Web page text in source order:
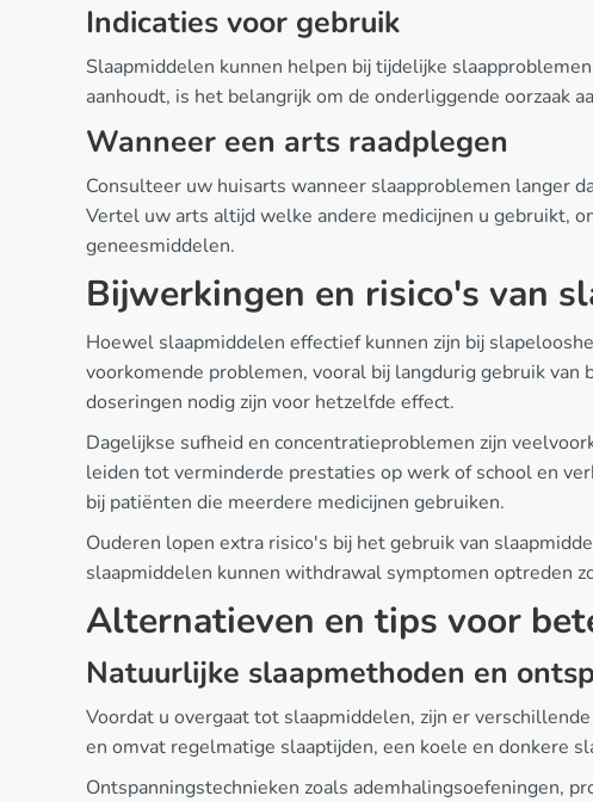
Indicaties voor gebruik
Slaapmiddelen kunnen helpen bij tijdelijke
aanhoudt, is het belangrijk om de onderliggende oorzaak
Wanneer een arts raadplegen
Consulteer uw huisarts wanneer slaapproblemen langer
Vertel uw arts altijd welke andere medicijnen u gebruikt,
geneesmiddelen.
Bijwerkingen en risico's van
Hoewel slaapmiddelen effectief kunnen zijn bij
voorkomende problemen, vooral bij langdurig gebruik
doseringen nodig zijn voor hetzelfde effect.
Dagelijkse sufheid en concentratieproblemen zijn
leiden tot verminderde prestaties op werk of school en
bij patiënten die meerdere medicijnen gebruiken.
Ouderen lopen extra risico's bij het gebruik van
slaapmiddelen kunnen withdrawal symptomen optreden
Alternatieven en tips voor
Natuurlijke slaapmethoden en
Voordat u overgaat tot slaapmiddelen, zijn er
en omvat regelmatige slaaptijden, een koele en donkere
Ontspanningstechnieken zoals ademhalingsoefeningen,